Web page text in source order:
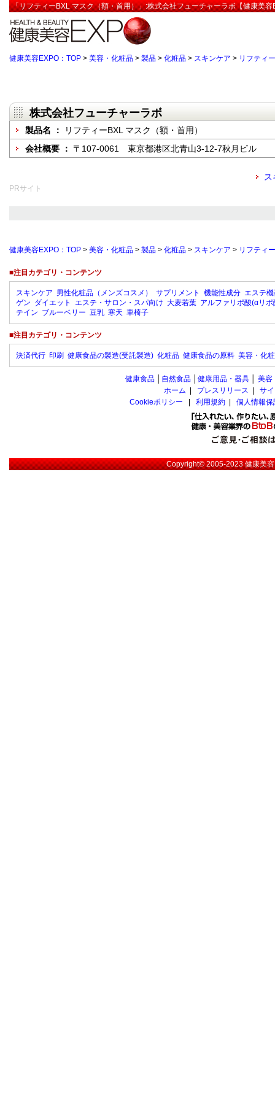
「リフティーBXL マスク（額・首用）」:株式会社フューチャーラボ【健康美容
健康美容EXPO：TOP > 美容・化粧品 > 製品 > 化粧品 > スキンケア > リフティ
株式会社フューチャーラボ
製品名 ：
リフティーBXL マスク（額・首用）
会社概要 ： 〒107-0061 東京都港区北青山3-12-7秋月ビル
PRサイト
健康美容EXPO：TOP > 美容・化粧品 > 製品 > 化粧品 > スキンケア > リフティ
■注目カテゴリ・コンテンツ
スキンケア 男性化粧品（メンズコスメ） サプリメント 機能性成分 エステ
ゲン ダイエット エステ・サロン・スパ向け 大麦若葉 アルファリポ酸(αリポ
テイン ブルーベリー 豆乳 寒天 車椅子
■注目カテゴリ・コンテンツ
決済代行 印刷 健康食品の製造(受託製造) 化粧品 健康食品の原料 美容・化
健康食品 自然食品 健康用品・器具 美容
ホーム
プレスリリース
サ
Cookieポリシー
利用規約 個人情報
Copyright© 2005-2023健康美